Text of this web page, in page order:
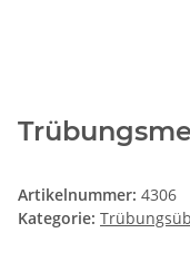
Artikelnummer: 4306
Kategorie: